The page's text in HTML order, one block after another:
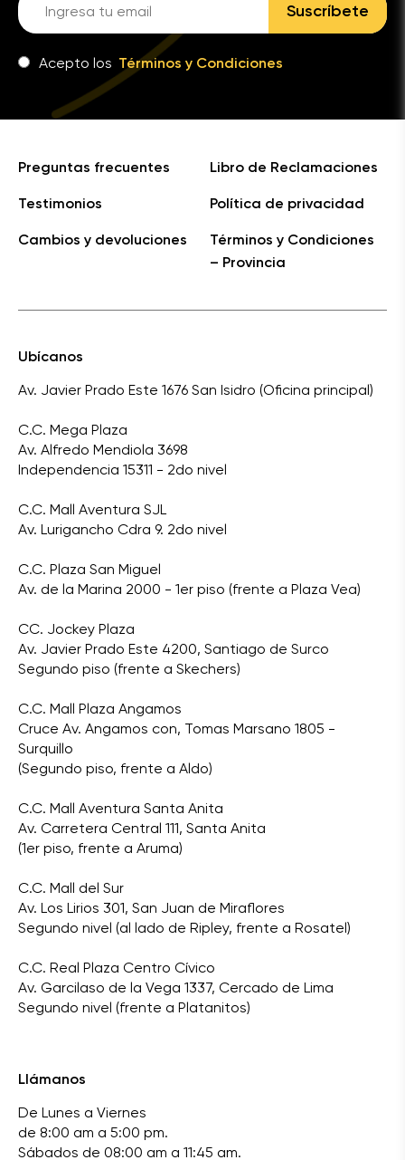
Suscríbete
Acepto los Términos y Condiciones
Preguntas frecuentes
Testimonios
Cambios y devoluciones
Libro de Reclamaciones
Política de privacidad
Términos y Condiciones
– Provincia
Ubícanos
Av. Javier Prado Este 1676 San Isidro (Oficina principal)
C.C. Mega Plaza
Av. Alfredo Mendiola 3698
Independencia 15311 - 2do nivel
C.C. Mall Aventura SJL
Av. Lurigancho Cdra 9. 2do nivel
C.C. Plaza San Miguel
Av. de la Marina 2000 - 1er piso (frente a Plaza Vea)
CC. Jockey Plaza
Av. Javier Prado Este 4200, Santiago de Surco
Segundo piso (frente a Skechers)
C.C. Mall Plaza Angamos
Cruce Av. Angamos con, Tomas Marsano 1805 -
Surquillo
(Segundo piso, frente a Aldo)
C.C. Mall Aventura Santa Anita
Av. Carretera Central 111, Santa Anita
(1er piso, frente a Aruma)
C.C. Mall del Sur
Av. Los Lirios 301, San Juan de Miraflores
Segundo nivel (al lado de Ripley, frente a Rosatel)
C.C. Real Plaza Centro Cívico
Av. Garcilaso de la Vega 1337, Cercado de Lima
Segundo nivel (frente a Platanitos)
Llámanos
De Lunes a Viernes
de 8:00 am a 5:00 pm.
Sábados de 08:00 am a 11:45 am.